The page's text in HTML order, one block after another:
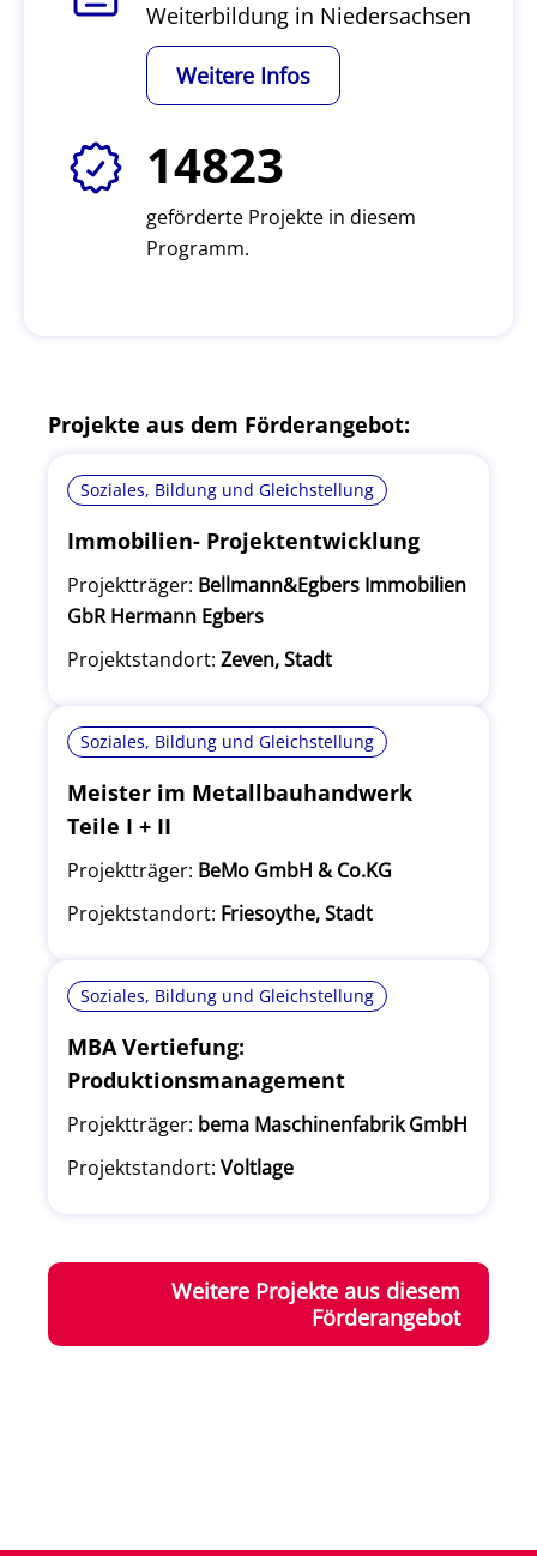
Weiterbildung in Niedersachsen
Weitere Infos
14823
geförderte Projekte in diesem
Programm.
Projekte aus dem Förderangebot:
Soziales, Bildung und Gleichstellung
Immobilien- Projektentwicklung
Projektträger: Bellmann&Egbers Immobilien
GbR Hermann Egbers
Projektstandort: Zeven, Stadt
Soziales, Bildung und Gleichstellung
Meister im Metallbauhandwerk
Teile I + II
Projektträger: BeMo GmbH & Co.KG
Projektstandort: Friesoythe, Stadt
Soziales, Bildung und Gleichstellung
MBA Vertiefung:
Produktionsmanagement
Projektträger: bema Maschinenfabrik GmbH
Projektstandort: Voltlage
Weitere Projekte aus diesem
Förderangebot